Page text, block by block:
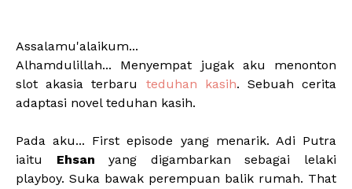
Assalamu'alaikum...
Alhamdulillah... Menyempat jugak aku menonton
slot akasia terbaru teduhan kasih. Sebuah cerita
adaptasi novel teduhan kasih.
Pada aku... First episode yang menarik. Adi Putra
iaitu Ehsanyang digambarkan sebagai lelaki
playboy. Suka bawak perempuan balik rumah. That